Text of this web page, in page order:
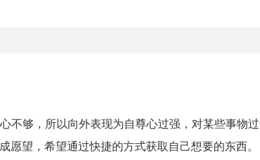
不够，所以向外表现为自尊心过强，对某些事物
望，希望通过快捷的方式获取自己想要的东西。